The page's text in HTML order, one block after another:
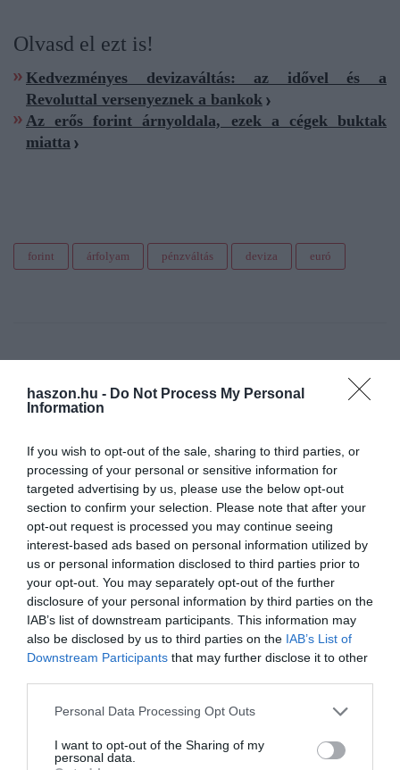
haszon.hu - Do Not Process My Personal
Information
If you wish to opt-out of the sale, sharing to third parties, or
processing of your personal or sensitive information for
targeted advertising by us, please use the below opt-out
section to confirm your selection. Please note that after your
opt-out request is processed you may continue seeing
interest-based ads based on personal information utilized by
us or personal information disclosed to third parties prior to
your opt-out. You may separately opt-out of the further
disclosure of your personal information by third parties on the
IAB’s list of downstream participants. This information may
also be disclosed by us to third parties on the IAB’s List of
Downstream Participants that may further disclose it to other
Please note that this website/app uses one or more Google
not limited to your visit or usage behaviour. You may click to
grant or deny consent to Google and its third-party tags to
Personal Data Processing Opt Outs
I want to opt-out of the Sharing of my
personal data.
Olvasd el ezt is!
Kedvezményes devizaváltás: az idővel és a
Revoluttal versenyeznek a bankok
Az erős forint árnyoldala, ezek a cégek buktak
miatta
forint árfolyam pénzváltás deviza euró